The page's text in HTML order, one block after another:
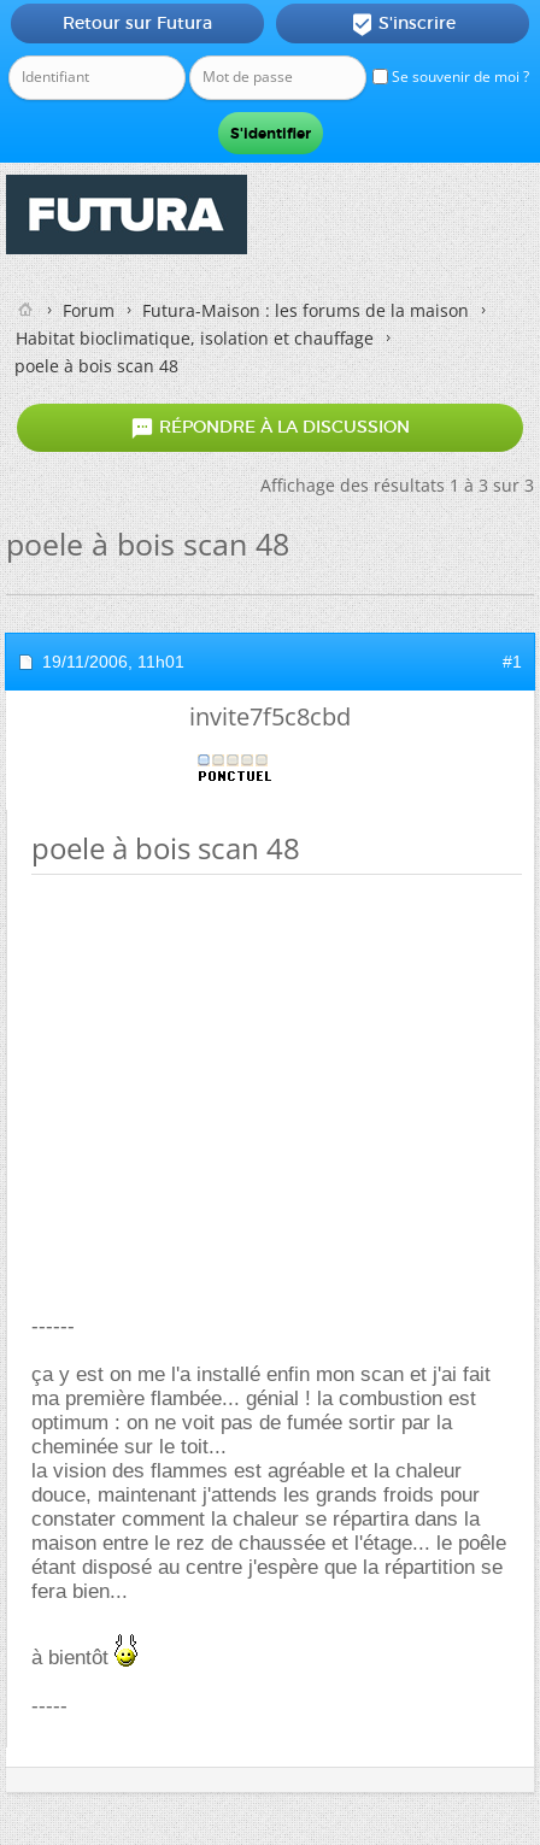
Se souvenir de moi ?
Retour sur Futura  S'inscrire
Forum
Futura-Maison : les forums de la maison
Habitat bioclimatique, isolation et chauffage
poele à bois scan 48
 RÉPONDRE À LA DISCUSSION
Affichage des résultats 1 à 3 sur 3
poele à bois scan 48
19/11/2006, 11h01 #1
invite7f5c8cbd
poele à bois scan 48
------
ça y est on me l'a installé enfin mon scan et j'ai fait
ma première flambée... génial ! la combustion est
optimum : on ne voit pas de fumée sortir par la
cheminée sur le toit...
la vision des flammes est agréable et la chaleur
douce, maintenant j'attends les grands froids pour
constater comment la chaleur se répartira dans la
maison entre le rez de chaussée et l'étage... le poêle
étant disposé au centre j'espère que la répartition se
fera bien...
à bientôt
-----